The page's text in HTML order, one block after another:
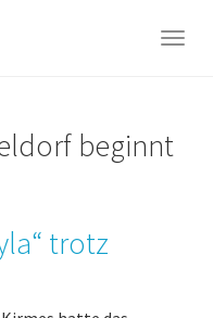
beginnt
trotz